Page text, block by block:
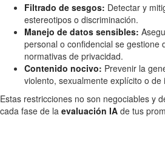
Filtrado de sesgos: Detectar y
estereotipos o discriminación.
Manejo de datos sensibles:
personal o confidencial se gestione
normativas de privacidad.
Contenido nocivo: Prevenir la
violento, sexualmente explícito o de
Estas restricciones no son negociables y
cada fase de la evaluación IA de tus